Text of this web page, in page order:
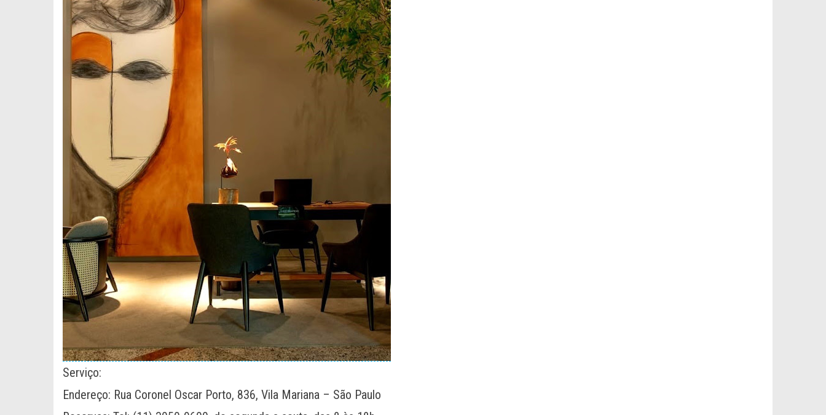
Serviço:
Endereço: Rua Coronel Oscar Porto, 836, Vila Mariana – São Paulo